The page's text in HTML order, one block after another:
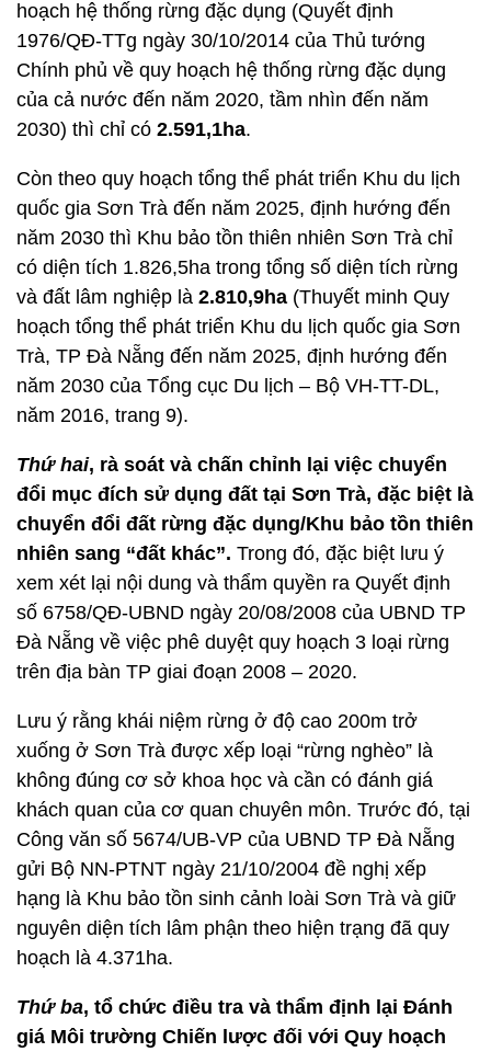
hoạch hệ thống rừng đặc dụng (Quyết định
1976/QĐ-TTg ngày 30/10/2014 của Thủ tướng
Chính phủ về quy hoạch hệ thống rừng đặc dụng
của cả nước đến năm 2020, tầm nhìn đến năm
2030) thì chỉ có 2.591,1ha.
Còn theo quy hoạch tổng thể phát triển Khu du lịch
quốc gia Sơn Trà đến năm 2025, định hướng đến
năm 2030 thì Khu bảo tồn thiên nhiên Sơn Trà chỉ
có diện tích 1.826,5ha trong tổng số diện tích rừng
và đất lâm nghiệp là 2.810,9ha (Thuyết minh Quy
hoạch tổng thể phát triển Khu du lịch quốc gia Sơn
Trà, TP Đà Nẵng đến năm 2025, định hướng đến
năm 2030 của Tổng cục Du lịch – Bộ VH-TT-DL,
năm 2016, trang 9).
Thứ hai, rà soát và chấn chỉnh lại việc chuyển
đổi mục đích sử dụng đất tại Sơn Trà, đặc biệt là
chuyển đổi đất rừng đặc dụng/Khu bảo tồn thiên
nhiên sang “đất khác”. Trong đó, đặc biệt lưu ý
xem xét lại nội dung và thẩm quyền ra Quyết định
số 6758/QĐ-UBND ngày 20/08/2008 của UBND TP
Đà Nẵng về việc phê duyệt quy hoạch 3 loại rừng
trên địa bàn TP giai đoạn 2008 – 2020.
Lưu ý rằng khái niệm rừng ở độ cao 200m trở
xuống ở Sơn Trà được xếp loại “rừng nghèo” là
không đúng cơ sở khoa học và cần có đánh giá
khách quan của cơ quan chuyên môn. Trước đó, tại
Công văn số 5674/UB-VP của UBND TP Đà Nẵng
gửi Bộ NN-PTNT ngày 21/10/2004 đề nghị xếp
hạng là Khu bảo tồn sinh cảnh loài Sơn Trà và giữ
nguyên diện tích lâm phận theo hiện trạng đã quy
hoạch là 4.371ha.
Thứ ba, tổ chức điều tra và thẩm định lại Đánh
giá Môi trường Chiến lược đối với Quy hoạch